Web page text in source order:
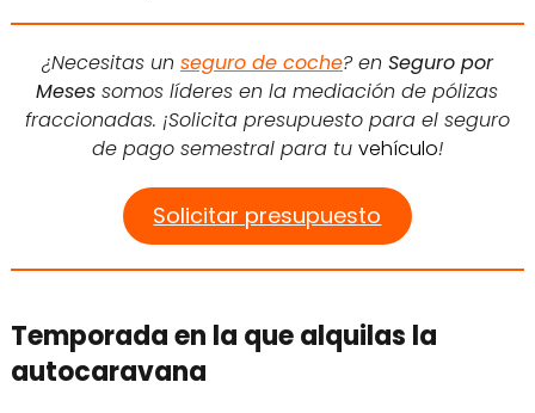
¿Necesitas un seguro de coche? en Seguro por
Meses somos líderes en la mediación de pólizas
fraccionadas. ¡Solicita presupuesto para el seguro
de pago semestral para tu vehículo!
Solicitar presupuesto
Temporada en la que alquilas la
autocaravana